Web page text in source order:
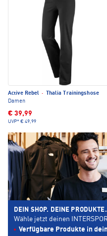
Active Rebel ·
Thalia Trainingshose
Damen
€ 39,99
UVP* € 49,99
DEIN SHOP. DEINE PRODUKTE.
Wähle jetzt deinen
Verfügbare Produkte in